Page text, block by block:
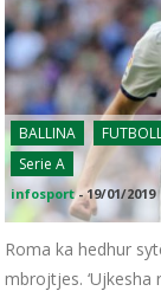
BALLINA
Serie A
infosport -19/01/2019
Roma ka hedhur
mbrojtjes.